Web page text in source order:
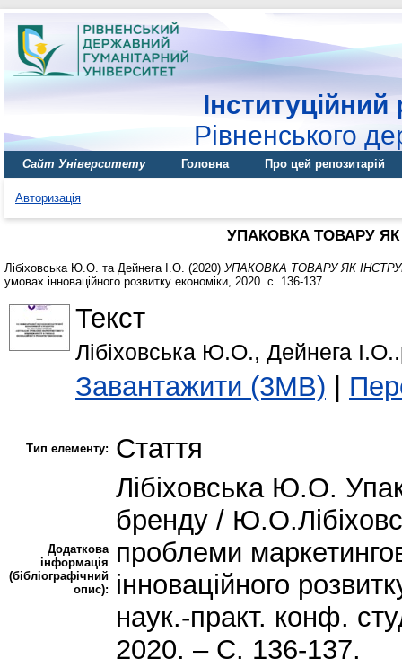
Інституційний
Рівненського
Сайт Університету Головна Про цей репозитарій
Авторизація
УПАКОВКА ТОВАРУ
Лібіховська Ю.О. та Дейнега І.О. (2020) УПАКОВКА ТОВАРУ ЯК
умовах інноваційного розвитку економіки, 2020. с. 136-137.
Текст
Лібіховська Ю.О., Дейнега
Завантажити (3MB) |
Тип елементу: Стаття
Додаткова
інформація
(бібліографічний
опис):
Лібіховська Ю.О.
бренду /
проблеми
інноваційного
наук.-практ. конф.
2020. – С. 136-137.